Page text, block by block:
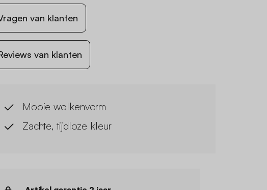
van klanten
van klanten
Mooie wolkenvorm
Zachte, tijdloze kleur